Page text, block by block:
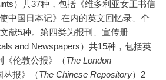
）共37种，包括《维多利亚女王书信
中国日本记》在内的英文回忆录、个
献5种。第四类为报刊、宣传册
and Newspapers）共15种，包括英
《伦敦公报》（The London
丛报》（The Chinese Repository）2